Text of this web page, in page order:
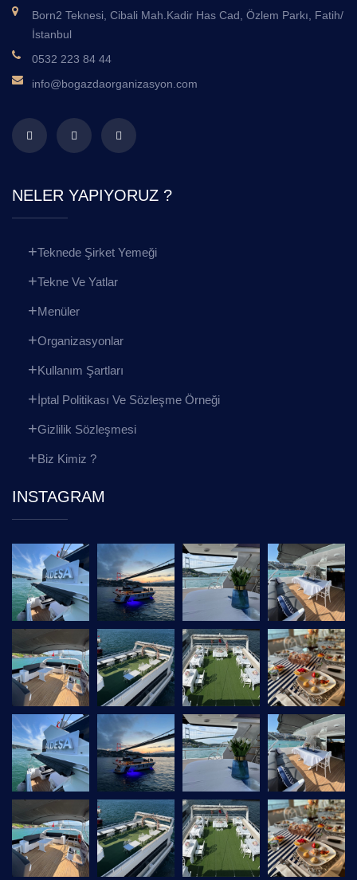
Born2 Teknesi, Cibali Mah.Kadir Has Cad, Özlem Parkı, Fatih/
İstanbul
0532 223 84 44
info@bogazdaorganizasyon.com
NELER YAPIYORUZ ?
Teknede Şirket Yemeği
Tekne Ve Yatlar
Menüler
Organizasyonlar
Kullanım Şartları
İptal Politikası Ve Sözleşme Örneği
Gizlilik Sözleşmesi
Biz Kimiz ?
INSTAGRAM